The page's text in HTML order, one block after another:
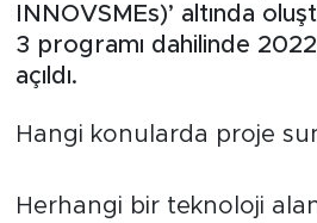
INNOVSMEs)’ altında
3 programı dahilinde 2022
açıldı.
Hangi konularda proje
Herhangi bir teknoloji
Sağlık
Foto Haber
Xinhua
Xinhua Türkiye